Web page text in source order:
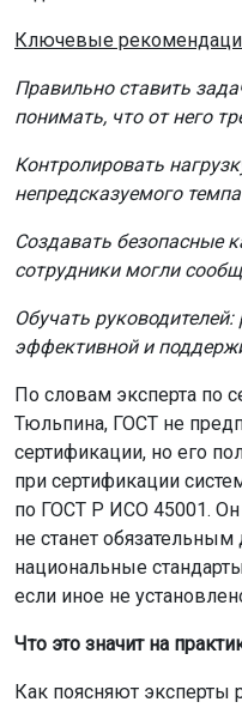
Ключевые
Правильно ставить
понимать, что от него
Контролировать
непредсказуемого
Создавать безопасные
сотрудники могли
Обучать
эффективной и
По словам эксперта по
Тюльпина, ГОСТ не
сертификации, но его
при сертификации
по ГОСТ Р ИСО 45001. Он
не станет
национальные
если иное не
Что это значит на
Как поясняют эксперты